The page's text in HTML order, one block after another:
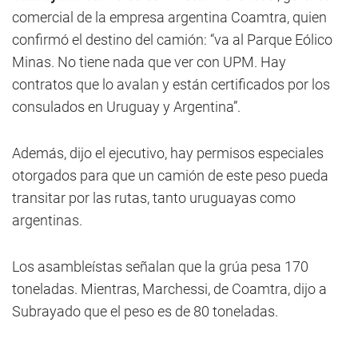
comercial de la empresa argentina Coamtra, quien
confirmó el destino del camión: “va al Parque Eólico
Minas. No tiene nada que ver con UPM. Hay
contratos que lo avalan y están certificados por los
consulados en Uruguay y Argentina”.
Además, dijo el ejecutivo, hay permisos especiales
otorgados para que un camión de este peso pueda
transitar por las rutas, tanto uruguayas como
argentinas.
Los asambleístas señalan que la grúa pesa 170
toneladas. Mientras, Marchessi, de Coamtra, dijo a
Subrayado que el peso es de 80 toneladas.